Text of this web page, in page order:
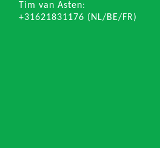
Tim van Asten:
+31621831176 (NL/BE/FR)